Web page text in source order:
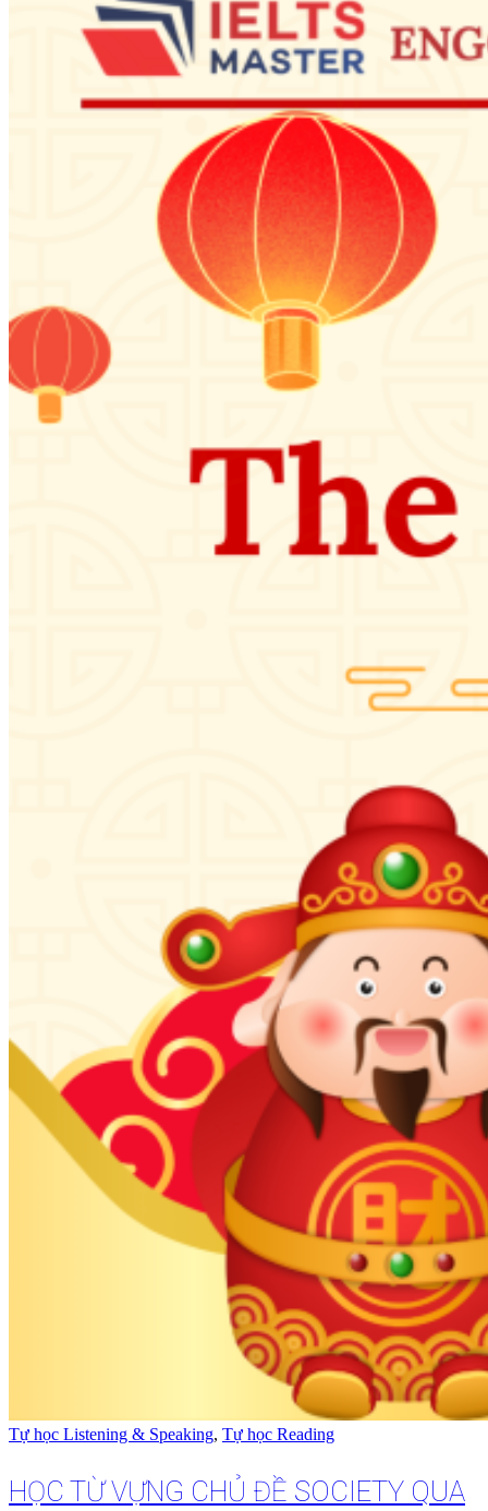
Tự học Listening & Speaking, Tự học Reading
HỌC TỪ VỰNG CHỦ ĐỀ SOCIETY QUA